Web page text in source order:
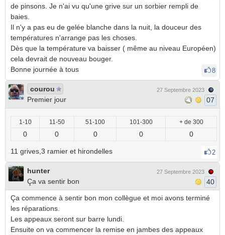
de pinsons. Je n'ai vu qu'une grive sur un sorbier rempli de
baies.
Il n'y a pas eu de gelée blanche dans la nuit, la douceur des
températures n'arrange pas les choses.
Dès que la température va baisser ( même au niveau Européen)
cela devrait de nouveau bouger.
Bonne journée à tous
8
courou
Premier jour
27 Septembre 2023
07
1-10 11-50 51-100 101-300 + de 300
0 0 0 0 0
11 grives,3 ramier et hirondelles 2
hunter
Ça va sentir bon
27 Septembre 2023
40
Ça commence à sentir bon mon collègue et moi avons terminé
les réparations.
Les appeaux seront sur barre lundi.
Ensuite on va commencer la remise en jambes des appeaux